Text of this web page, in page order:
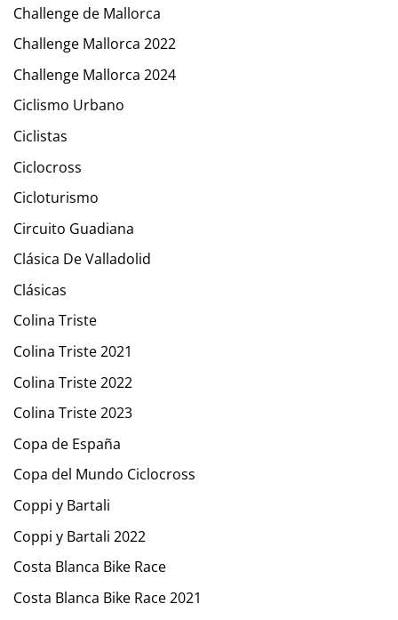
Challenge de Mallorca
Challenge Mallorca 2022
Challenge Mallorca 2024
Ciclismo Urbano
Ciclistas
Ciclocross
Cicloturismo
Circuito Guadiana
Clásica De Valladolid
Clásicas
Colina Triste
Colina Triste 2021
Colina Triste 2022
Colina Triste 2023
Copa de España
Copa del Mundo Ciclocross
Coppi y Bartali
Coppi y Bartali 2022
Costa Blanca Bike Race
Costa Blanca Bike Race 2021